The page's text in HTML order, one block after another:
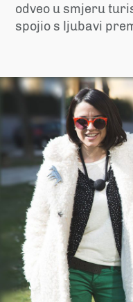
odveo u smjeru
spojio s ljubavi